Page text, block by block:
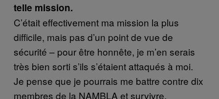
telle mission.
C’était effectivement ma mission la plus
difficile, mais pas d’un point de vue de
sécurité – pour être honnête, je m’en serais
très bien sorti s’ils s’étaient attaqués à moi.
Je pense que je pourrais me battre contre dix
membres de la NAMBLA et survivre.